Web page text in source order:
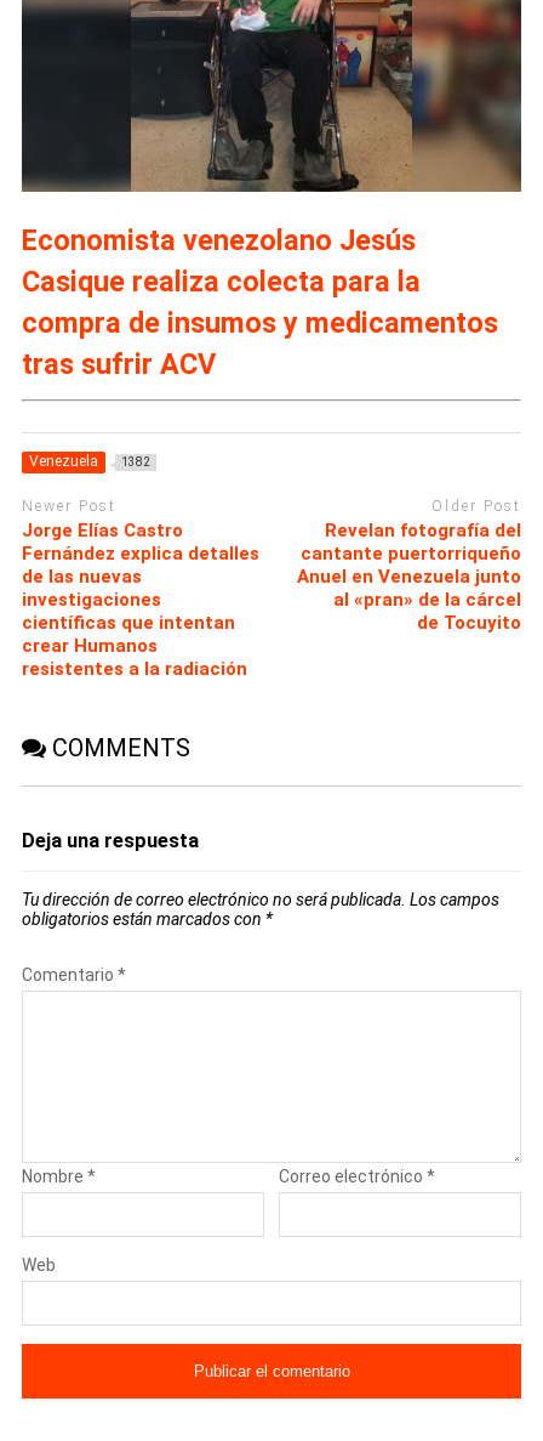
Economista venezolano Jesús
Casique realiza colecta para la
compra de insumos y medicamentos
tras sufrir ACV
Venezuela 1382
Newer Post
Jorge Elías Castro
Fernández explica detalles
de las nuevas
investigaciones
científicas que intentan
crear Humanos
resistentes a la radiación
Older Post
Revelan fotografía del
cantante puertorriqueño
Anuel en Venezuela junto
al «pran» de la cárcel
de Tocuyito
COMMENTS
Deja una respuesta
Tu dirección de correo electrónico no será publicada. Los campos
obligatorios están marcados con *
Comentario *
Nombre * Correo electrónico*
Web